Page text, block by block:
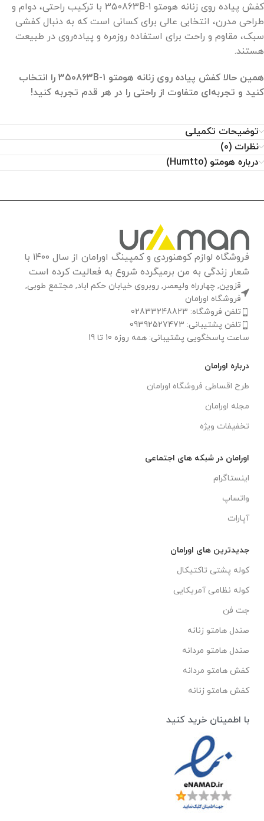
کفش پیاده روی زنانه هومتو 350863B-1 با ترکیب راحتی، دوام و
طراحی مدرن، انتخابی عالی برای کسانی است که به دنبال کفشی
سبک، مقاوم و راحت برای استفاده روزمره و پیاده‌روی در طبیعت
هستند.
همین حالا کفش پیاده روی زنانه هومتو 350863B-1 را انتخاب
کنید و تجربه‌ای متفاوت از راحتی را در هر قدم تجربه کنید!
توضیحات تکمیلی
نظرات (0)
درباره هومتو (Humtto)
فروشگاه لوازم کوهنوردی و کمپینگ اورامان از سال ۱۴۰۰ با
شعار زندگی به من برمیگرده شروع به فعالیت کرده است
قزوین, چهارراه ولیعصر, روبروی خیابان حکم اباد, مجتمع طوبی,
فروشگاه اورامان
تلفن فروشگاه: 02833248823
تلفن پشتیبانی: 09392527473
ساعت پاسخگویی پشتیبانی: همه روزه 10 تا 19
درباره اورامان
طرح اقساطی فروشگاه اورامان
مجله اورامان
تخفیفات ویژه
اورامان در شبکه های اجتماعی
اینستاگرام
واتساپ
آپارات
جدیدترین های اورامان
کوله پشتی تاکتیکال
کوله نظامی آمریکایی
جت فن
صندل هامتو زنانه
صندل هامتو مردانه
کفش هامتو مردانه
کفش هامتو زنانه
با اطمینان خرید کنید